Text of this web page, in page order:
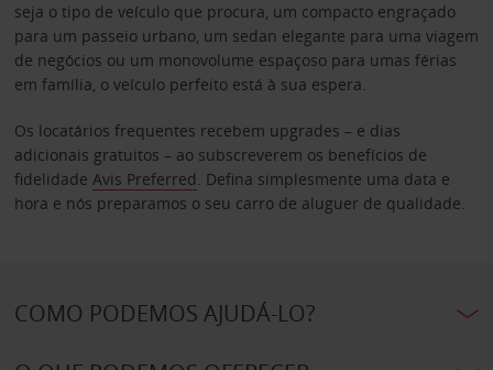
seja o tipo de veículo que procura, um compacto engraçado
para um passeio urbano, um sedan elegante para uma viagem
de negócios ou um monovolume espaçoso para umas férias
em família, o veículo perfeito está à sua espera.
Os locatários frequentes recebem upgrades – e dias
adicionais gratuitos – ao subscreverem os benefícios de
fidelidade Avis Preferred. Defina simplesmente uma data e
hora e nós preparamos o seu carro de aluguer de qualidade.
COMO PODEMOS AJUDÁ-LO?